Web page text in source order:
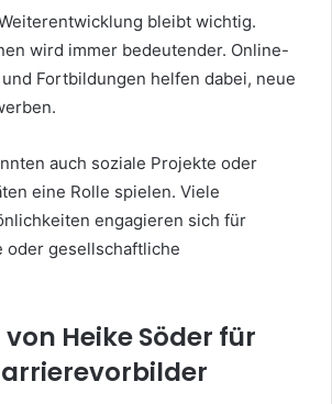
bleibt wichtig.
wird immer bedeutender. Online-
Fortbildungen helfen dabei, neue
auch soziale Projekte oder
eine Rolle spielen. Viele
engagieren sich für
oder gesellschaftliche
Heike Söder für